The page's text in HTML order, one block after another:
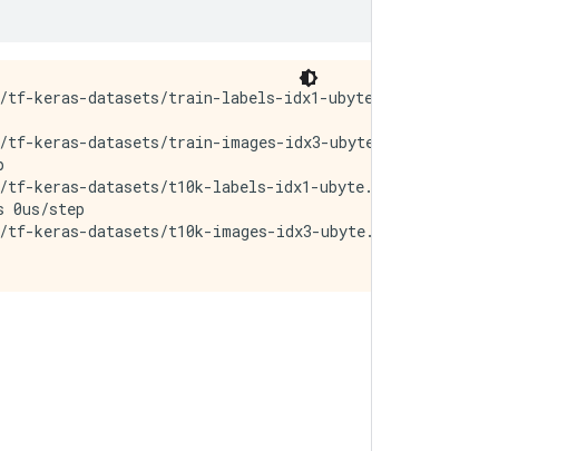
tf-keras-datasets/train-labels-idx1-ubyte.gz
keras-datasets/train-images-idx3-ubyte.gz
keras-datasets/t10k-labels-idx1-ubyte.gz
0us/step
keras-datasets/t10k-images-idx3-ubyte.gz